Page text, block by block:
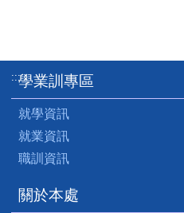
:::學業訓專區
就學資訊
就業資訊
職訓資訊
關於本處